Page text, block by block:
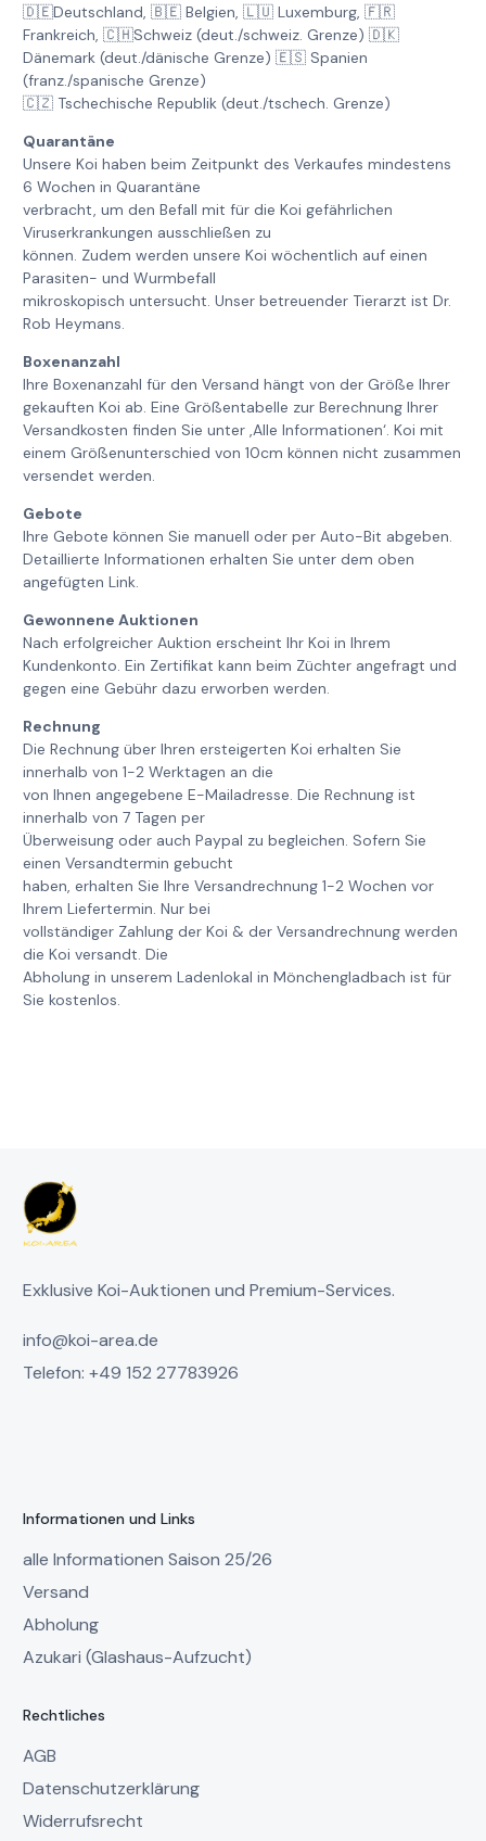
🇩🇪Deutschland, 🇧🇪 Belgien, 🇱🇺 Luxemburg, 🇫🇷
Frankreich, 🇨🇭Schweiz (deut./schweiz. Grenze) 🇩🇰
Dänemark (deut./dänische Grenze) 🇪🇸 Spanien
(franz./spanische Grenze)
🇨🇿 Tschechische Republik (deut./tschech. Grenze)
Quarantäne
Unsere Koi haben beim Zeitpunkt des Verkaufes mindestens
6 Wochen in Quarantäne
verbracht, um den Befall mit für die Koi gefährlichen
Viruserkrankungen ausschließen zu
können. Zudem werden unsere Koi wöchentlich auf einen
Parasiten- und Wurmbefall
mikroskopisch untersucht. Unser betreuender Tierarzt ist Dr.
Rob Heymans.
Boxenanzahl
Ihre Boxenanzahl für den Versand hängt von der Größe Ihrer
gekauften Koi ab. Eine Größentabelle zur Berechnung Ihrer
Versandkosten finden Sie unter ‚Alle Informationen‘. Koi mit
einem Größenunterschied von 10cm können nicht zusammen
versendet werden.
Gebote
Ihre Gebote können Sie manuell oder per Auto-Bit abgeben.
Detaillierte Informationen erhalten Sie unter dem oben
angefügten Link.
Gewonnene Auktionen
Nach erfolgreicher Auktion erscheint Ihr Koi in Ihrem
Kundenkonto. Ein Zertifikat kann beim Züchter angefragt und
gegen eine Gebühr dazu erworben werden.
Rechnung
Die Rechnung über Ihren ersteigerten Koi erhalten Sie
innerhalb von 1-2 Werktagen an die
von Ihnen angegebene E-Mailadresse. Die Rechnung ist
innerhalb von 7 Tagen per
Überweisung oder auch Paypal zu begleichen. Sofern Sie
einen Versandtermin gebucht
haben, erhalten Sie Ihre Versandrechnung 1-2 Wochen vor
Ihrem Liefertermin. Nur bei
vollständiger Zahlung der Koi & der Versandrechnung werden
die Koi versandt. Die
Abholung in unserem Ladenlokal in Mönchengladbach ist für
Sie kostenlos.
Exklusive Koi-Auktionen und Premium-Services.
info@koi-area.de
Telefon: +49 152 27783926
Informationen und Links
alle Informationen Saison 25/26
Versand
Abholung
Azukari (Glashaus-Aufzucht)
Rechtliches
AGB
Datenschutzerklärung
Widerrufsrecht